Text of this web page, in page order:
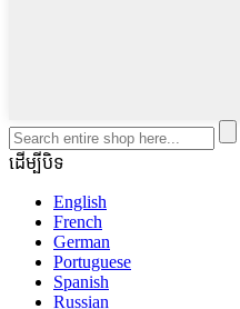
ដើម្បីបិទ
English
French
German
Portuguese
Spanish
Russian